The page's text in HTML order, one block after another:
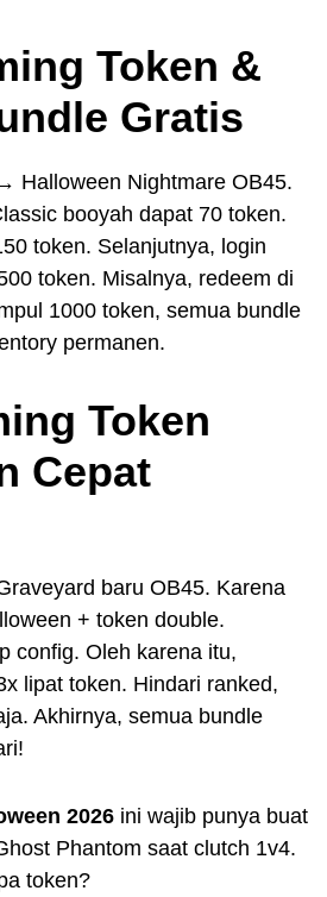
Token &
Gratis
Halloween Nightmare OB45.
booyah dapat 70 token.
token. Selanjutnya, login
token. Misalnya, redeem di
1000 token, semua bundle
permanen.
Token
Cepat
baru OB45. Karena
+ token double.
config. Oleh karena itu,
lipat token. Hindari ranked,
Akhirnya, semua bundle
2026 ini wajib punya buat
Phantom saat clutch 1v4.
token?